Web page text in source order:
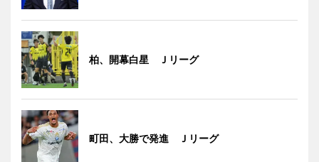
柏、開幕白星 Ｊリーグ
町田、大勝で発進 Ｊリーグ